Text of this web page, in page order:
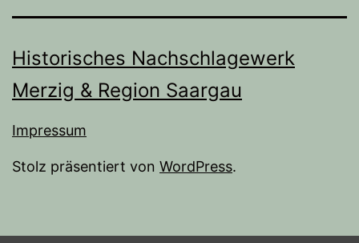
Historisches Nachschlagewerk
Merzig & Region Saargau
Impressum
Stolz präsentiert von WordPress.